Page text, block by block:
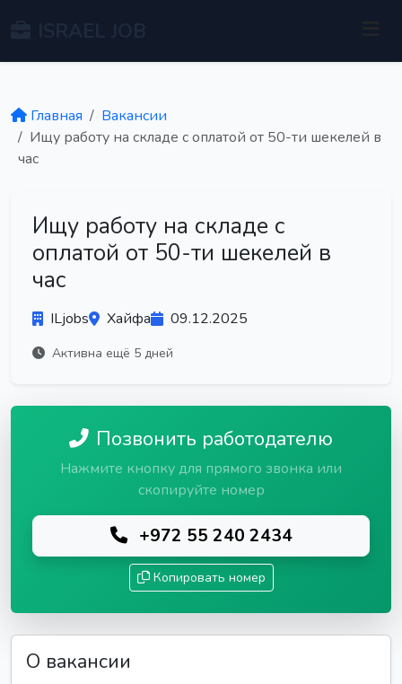
Главная
Вакансии
Ищу работу на складе с оплатой от 50-ти шекелей в
час
Ищу работу на складе с
оплатой от 50-ти шекелей в
час
ILjobs Хайфа 09.12.2025
Активна ещё 5 дней
Позвонить работодателю
Нажмите кнопку для прямого звонка или
скопируйте номер
+972 55 240 2434
Копировать номер
О вакансии